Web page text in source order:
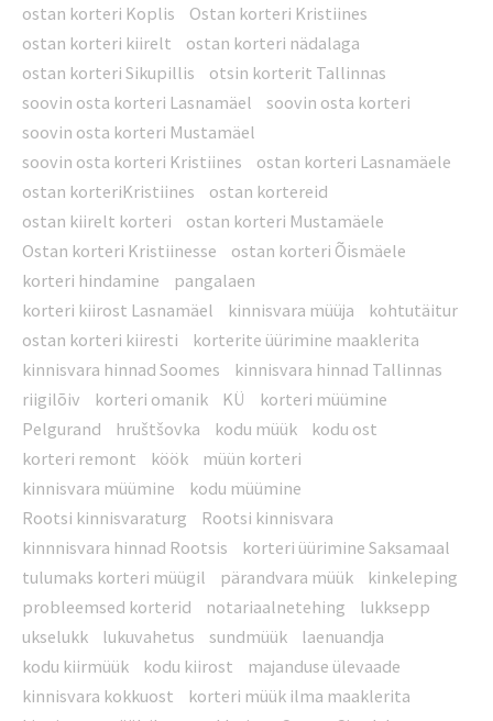
ostan korteri Koplis
Ostan korteri Kristiines
ostan korteri kiirelt
ostan korteri nädalaga
ostan korteri Sikupillis
otsin korterit Tallinnas
soovin osta korteri Lasnamäel
soovin osta korteri
soovin osta korteri Mustamäel
soovin osta korteri Kristiines
ostan korteri Lasnamäele
ostan korteriKristiines
ostan kortereid
ostan kiirelt korteri
ostan korteri Mustamäele
Ostan korteri Kristiinesse
ostan korteri Õismäele
korteri hindamine
pangalaen
korteri kiirost Lasnamäel
kinnisvara müüja
kohtutäitur
ostan korteri kiiresti
korterite üürimine maaklerita
kinnisvara hinnad Soomes
kinnisvara hinnad Tallinnas
riigilõiv
korteri omanik KÜ
korteri müümine
Pelgurand
hruštšovka kodu müük
kodu ost
korteri remont
köök
müün korteri
kinnisvara müümine
kodu müümine
Rootsi kinnisvaraturg
Rootsi kinnisvara
kinnnisvara hinnad Rootsis
korteri üürimine Saksamaal
tulumaks korteri müügil
pärandvara müük
kinkeleping
probleemsed korterid
notariaalnetehing
lukksepp
ukselukk
lukuvahetus sundmüük
laenuandja
kodu kiirmüük
kodu kiirost
majanduse ülevaade
kinnisvara kokkuost
korteri müük ilma maaklerita